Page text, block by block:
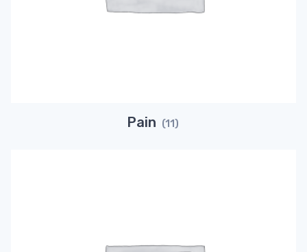
Pain (11)